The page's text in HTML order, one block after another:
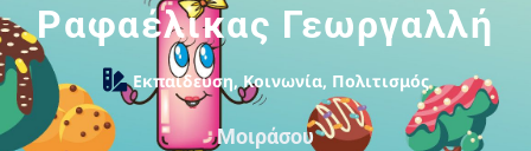
Ραφαέλικας Γεωργαλλή
Εκπαίδευση, Κοινωνία, Πολιτισμός
Μοιράσου